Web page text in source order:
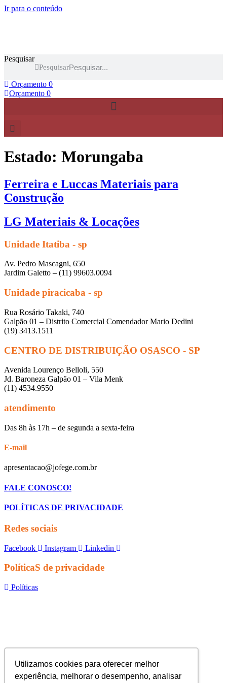
Utilizamos cookies para oferecer melhor
experiência, melhorar o desempenho, analisar
Ir para o conteúdo
Pesquisar
Pesquisar
Orçamento 0
Orçamento 0
Estado: Morungaba
Ferreira e Luccas Materiais para
Construção
LG Materiais & Locações
Unidade Itatiba - sp
Av. Pedro Mascagni, 650
Jardim Galetto – (11) 99603.0094
Unidade piracicaba - sp
Rua Rosário Takaki, 740
Galpão 01 – Distrito Comercial Comendador Mario Dedini
(19) 3413.1511
CENTRO DE DISTRIBUIÇÃO OSASCO - SP
Avenida Lourenço Belloli, 550
Jd. Baroneza Galpão 01 – Vila Menk
(11) 4534.9550
atendimento
Das 8h às 17h – de segunda a sexta-feira
E-mail
apresentacao@jofege.com.br
FALE CONOSCO!
POLÍTICAS DE PRIVACIDADE
Redes sociais
Facebook Instagram Linkedin
PolíticaS de privacidade
Políticas